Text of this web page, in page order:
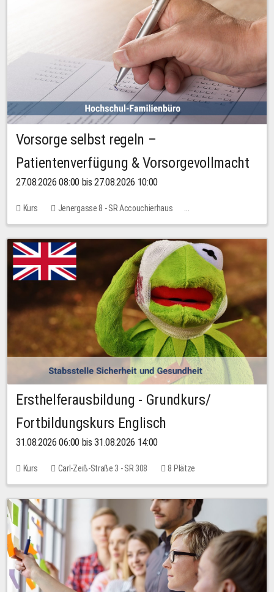
Vorsorge selbst regeln –
Patientenverfügung & Vorsorgevollmacht
27.08.2026 08:00 bis 27.08.2026 10:00
Kurs
Jenergasse 8 - SR Accouchierhaus
Keine freien Plätze
Ersthelferausbildung - Grundkurs/
Fortbildungskurs Englisch
31.08.2026 06:00 bis 31.08.2026 14:00
Kurs Carl-Zeiß-Straße 3 - SR 308 8 Plätze